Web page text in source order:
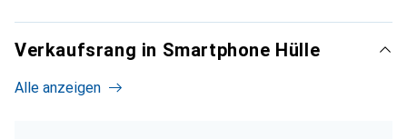
Verkaufsrang in Smartphone Hülle
Alle anzeigen